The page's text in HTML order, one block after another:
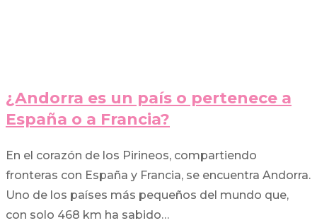
¿Andorra es un país o pertenece a
España o a Francia?
En el corazón de los Pirineos, compartiendo
fronteras con España y Francia, se encuentra Andorra.
Uno de los países más pequeños del mundo que,
con solo 468 km ha sabido…